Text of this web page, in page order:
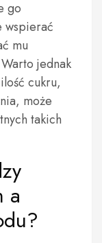
go
wspierać
mu
jednak
cukru,
może
takich
a